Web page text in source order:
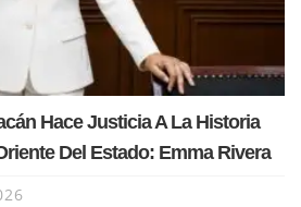
Hace Justicia A La Historia
Del Estado: Emma Rivera